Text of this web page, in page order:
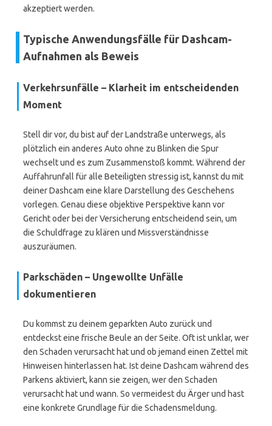
akzeptiert werden.
Typische Anwendungsfälle für Dashcam-
Aufnahmen als Beweis
Verkehrsunfälle – Klarheit im entscheidenden
Moment
Stell dir vor, du bist auf der Landstraße unterwegs, als
plötzlich ein anderes Auto ohne zu Blinken die Spur
wechselt und es zum Zusammenstoß kommt. Während der
Auffahrunfall für alle Beteiligten stressig ist, kannst du mit
deiner Dashcam eine klare Darstellung des Geschehens
vorlegen. Genau diese objektive Perspektive kann vor
Gericht oder bei der Versicherung entscheidend sein, um
die Schuldfrage zu klären und Missverständnisse
auszuräumen.
Parkschäden – Ungewollte Unfälle
dokumentieren
Du kommst zu deinem geparkten Auto zurück und
entdeckst eine frische Beule an der Seite. Oft ist unklar, wer
den Schaden verursacht hat und ob jemand einen Zettel mit
Hinweisen hinterlassen hat. Ist deine Dashcam während des
Parkens aktiviert, kann sie zeigen, wer den Schaden
verursacht hat und wann. So vermeidest du Ärger und hast
eine konkrete Grundlage für die Schadensmeldung.